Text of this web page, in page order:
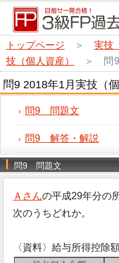
トップページ ＞ 実技
技（個人資産）
＞ 問9
問9 2018年1月実技（個
問9 問題文
問9 解答・解説
問9 問題文
Ａさんの平成29年分の
次のうちどれか。
〈資料〉給与所得控除